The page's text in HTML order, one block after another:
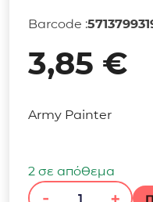
Barcode :
3,85 €
Army Painter
2 σε απόθεμα